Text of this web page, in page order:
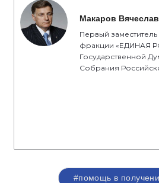
Макаров
Первый
фракции «ЕДИНАЯ
Государственной
Собрания
#помощь в